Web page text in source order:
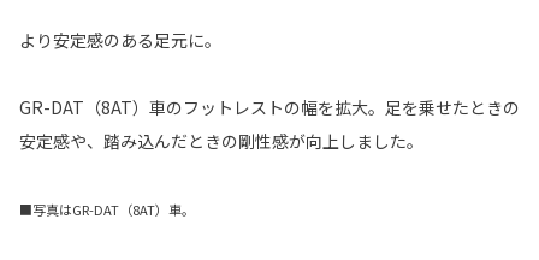
より安定感のある足元に。
GR-DAT（8AT）車のフットレストの幅を拡大。足を乗せたときの
安定感や、踏み込んだときの剛性感が向上しました。
■写真はGR-DAT（8AT）車。